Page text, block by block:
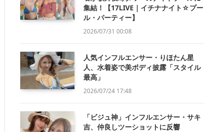
集結！【17LIVE｜イチナナイト☆プー
ル・パーティー】
2026/07/31 00:08
人気インフルエンサー・りほたん星
人、水着姿で美ボディ披露「スタイル
最高」
2026/07/24 17:48
「ビジュ神」インフルエンサー・サキ
吉、仲良しツーショットに反響